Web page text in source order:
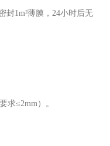
封1m²薄膜，24小时后无
求≤2mm）。